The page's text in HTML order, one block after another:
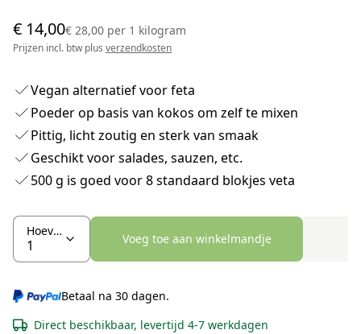
€ 14,00€ 28,00 per 1 kilogram
Prijzen incl. btw plus verzendkosten
Vegan alternatief voor feta
Poeder op basis van kokos om zelf te mixen
Pittig, licht zoutig en sterk van smaak
Geschikt voor salades, sauzen, etc.
500 g is goed voor 8 standaard blokjes veta
Hoeveelheid
Voeg toe aan winkelmandje
Betaal na 30 dagen.
Direct beschikbaar, levertijd 4-7 werkdagen